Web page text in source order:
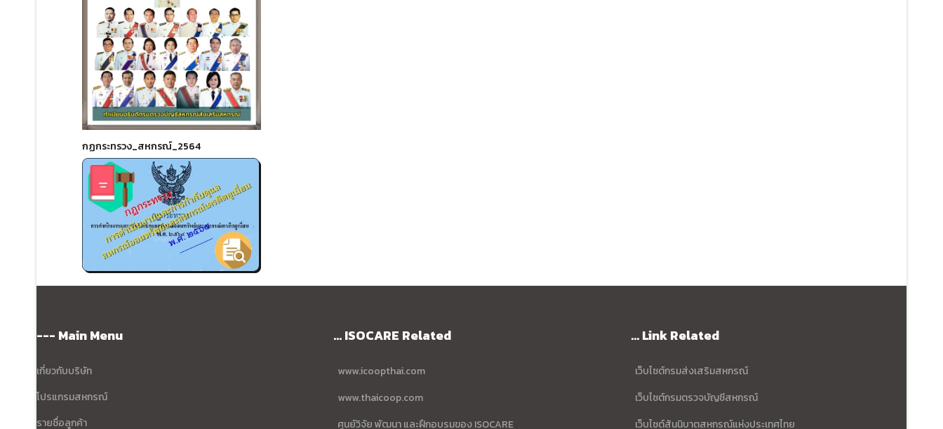
กฏกระทรวง_สหกรณ์_2564
--- Main Menu
เกี่ยวกับบริษัท
โปรแกรมสหกรณ์
รายชื่อลูกค้า
... ISOCARE Related
www.icoopthai.com
www.thaicoop.com
ศูนย์วิจัย พัฒนา และฝึกอบรมของ ISOCARE
... Link Related
เว็บไซต์กรมส่งเสริมสหกรณ์
เว็บไซต์กรมตรวจบัญชีสหกรณ์
เว็บไซต์สันนิบาตสหกรณ์แห่งประเทศไทย